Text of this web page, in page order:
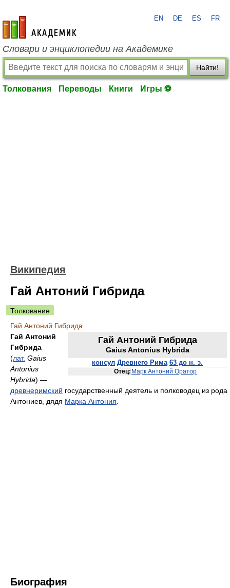
academic.ru
EN DE ES FR
Словари и энциклопедии на Академике
Найти!
Толкования Переводы Книги Игры ⚽
Википедия
Гай Антоний Гибрида
Толкование
Гай Антоний Гибрида
Гай Антоний Гибрида
Gaius Antonius Hybrida
консул Древнего Рима 63 до н. э.
Отец: Марк Антоний Оратор
Гай Антоний
Гибрида
(лат. Gaius
Antonius
Hybrida) —
древнеримский государственный деятель и полководец из рода
Антониев, дядя Марка Антония
Биография